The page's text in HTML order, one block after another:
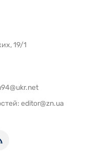
19/1
editor@zn.ua